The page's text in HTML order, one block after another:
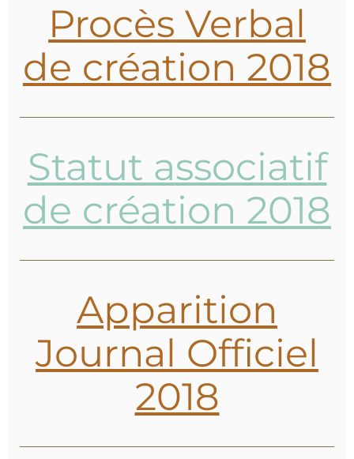
Procès Verbal
de création 2018
Statut associatif
de création 2018
Apparition
Journal Officiel
2018